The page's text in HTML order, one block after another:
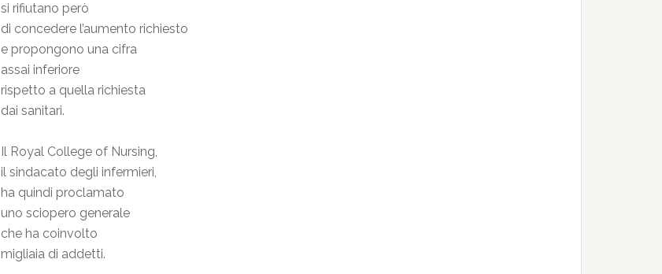
si rifiutano però
di concedere l’aumento richiesto
e propongono una cifra
assai inferiore
rispetto a quella richiesta
dai sanitari.
Il Royal College of Nursing,
il sindacato degli infermieri,
ha quindi proclamato
uno sciopero generale
che ha coinvolto
migliaia di addetti.